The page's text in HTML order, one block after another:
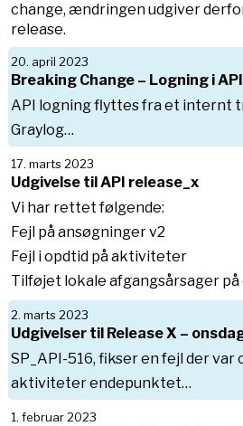
change, ændringen udgiver
release.
20. april 2023
Breaking Change – Logning i API
API logning flyttes fra et internt
Graylog…
17. marts 2023
Udgivelse til API release_x
Vi har rettet følgende:
Fejl på ansøgninger v2
Fejl i opdtid på aktiviteter
Tilføjet lokale afgangsårsager
2. marts 2023
Udgivelser til Release X –
SP_API-516, fikser en fejl der
aktiviteter endepunktet…
1. februar 2023